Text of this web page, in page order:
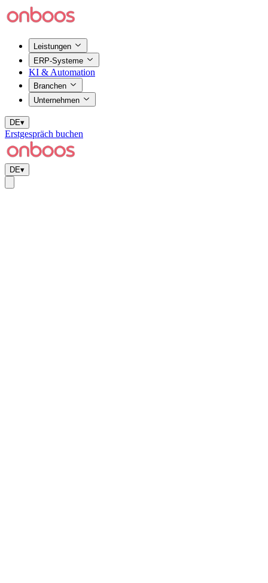
Leistungen
ERP-Systeme
KI & Automation
Branchen
Unternehmen
DE▾
Erstgespräch buchen
DE▾